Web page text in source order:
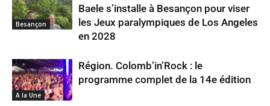
Besançon
Baele s’installe à Besançon pour viser
les Jeux paralympiques de Los Angeles
en 2028
A la Une
Région. Colomb’in’Rock : le
programme complet de la 14e édition